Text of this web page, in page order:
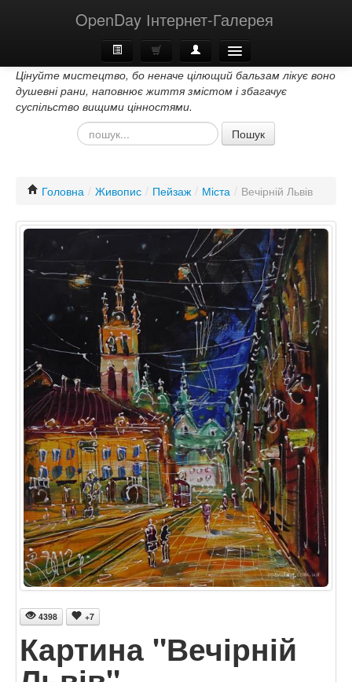
OpenDay Інтернет-Галерея
Головна
Про Нас
Цінуйте мистецтво, бо неначе цілющий бальзам лікує воно
душевні рани, наповнює життя змістом і збагачує
суспільство вищими цінностями.
Пошук
Головна / Живопис / Пейзаж / Міста / Вечірній Львів
4398 +7
Картина "Вечірній